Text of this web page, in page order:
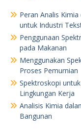
Peran Analis
untuk Industri
Penggunaan
pada Makanan
Menggunakan
Proses Pemurnian
Spektroskopi
Lingkungan Kerja
Analisis Kimia
Bangunan